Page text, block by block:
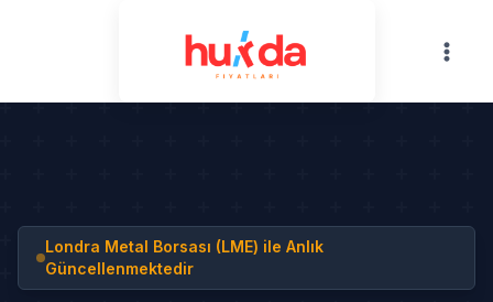
Londra Metal Borsası (LME) ile Anlık
Güncellenmektedir